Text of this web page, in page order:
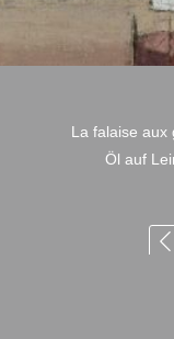
La falaise aux
Öl auf